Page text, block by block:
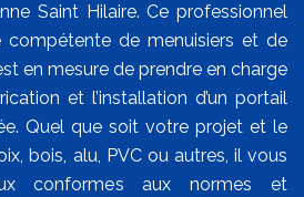
Saint Hilaire. Ce professionnel
compétente de menuisiers et de
en mesure de prendre en charge
et l’installation d’un portail
Quel que soit votre projet et le
bois, alu, PVC ou autres, il vous
conformes aux normes et